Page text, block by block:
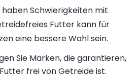
haben Schwierigkeiten mit
Futter kann für
eine bessere Wahl sein.
Sie Marken, die garantieren,
frei von Getreide ist.